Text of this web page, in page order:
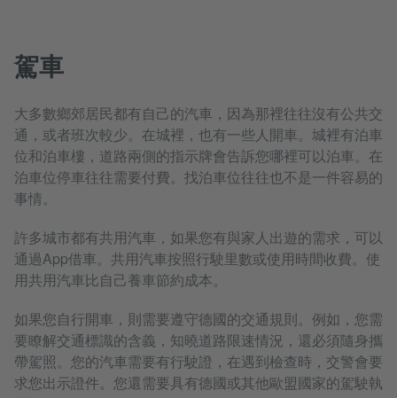
駕車
大多數鄉郊居民都有自己的汽車，因為那裡往往沒有公共交
通，或者班次較少。在城裡，也有一些人開車。城裡有泊車
位和泊車樓，道路兩側的指示牌會告訴您哪裡可以泊車。在
泊車位停車往往需要付費。找泊車位往往也不是一件容易的
事情。
許多城市都有共用汽車，如果您有與家人出遊的需求，可以
通過App借車。共用汽車按照行駛里數或使用時間收費。使
用共用汽車比自己養車節約成本。
如果您自行開車，則需要遵守德國的交通規則。例如，您需
要瞭解交通標識的含義，知曉道路限速情況，還必須隨身攜
帶駕照。您的汽車需要有行駛證，在遇到檢查時，交警會要
求您出示證件。您還需要具有德國或其他歐盟國家的駕駛執